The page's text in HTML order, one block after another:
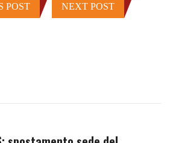
POST NEXT POST